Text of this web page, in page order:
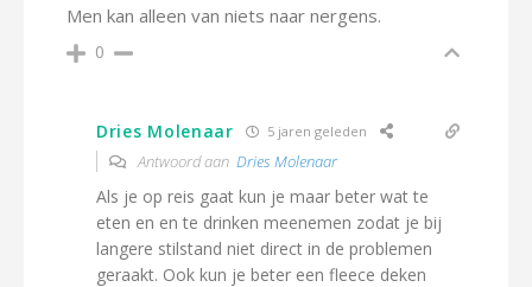
Men kan alleen van niets naar nergens.
0
Dries Molenaar 5 jaren geleden
Antwoord aan Dries Molenaar
Als je op reis gaat kun je maar beter wat te
eten en en te drinken meenemen zodat je bij
langere stilstand niet direct in de problemen
geraakt. Ook kun je beter een fleece deken